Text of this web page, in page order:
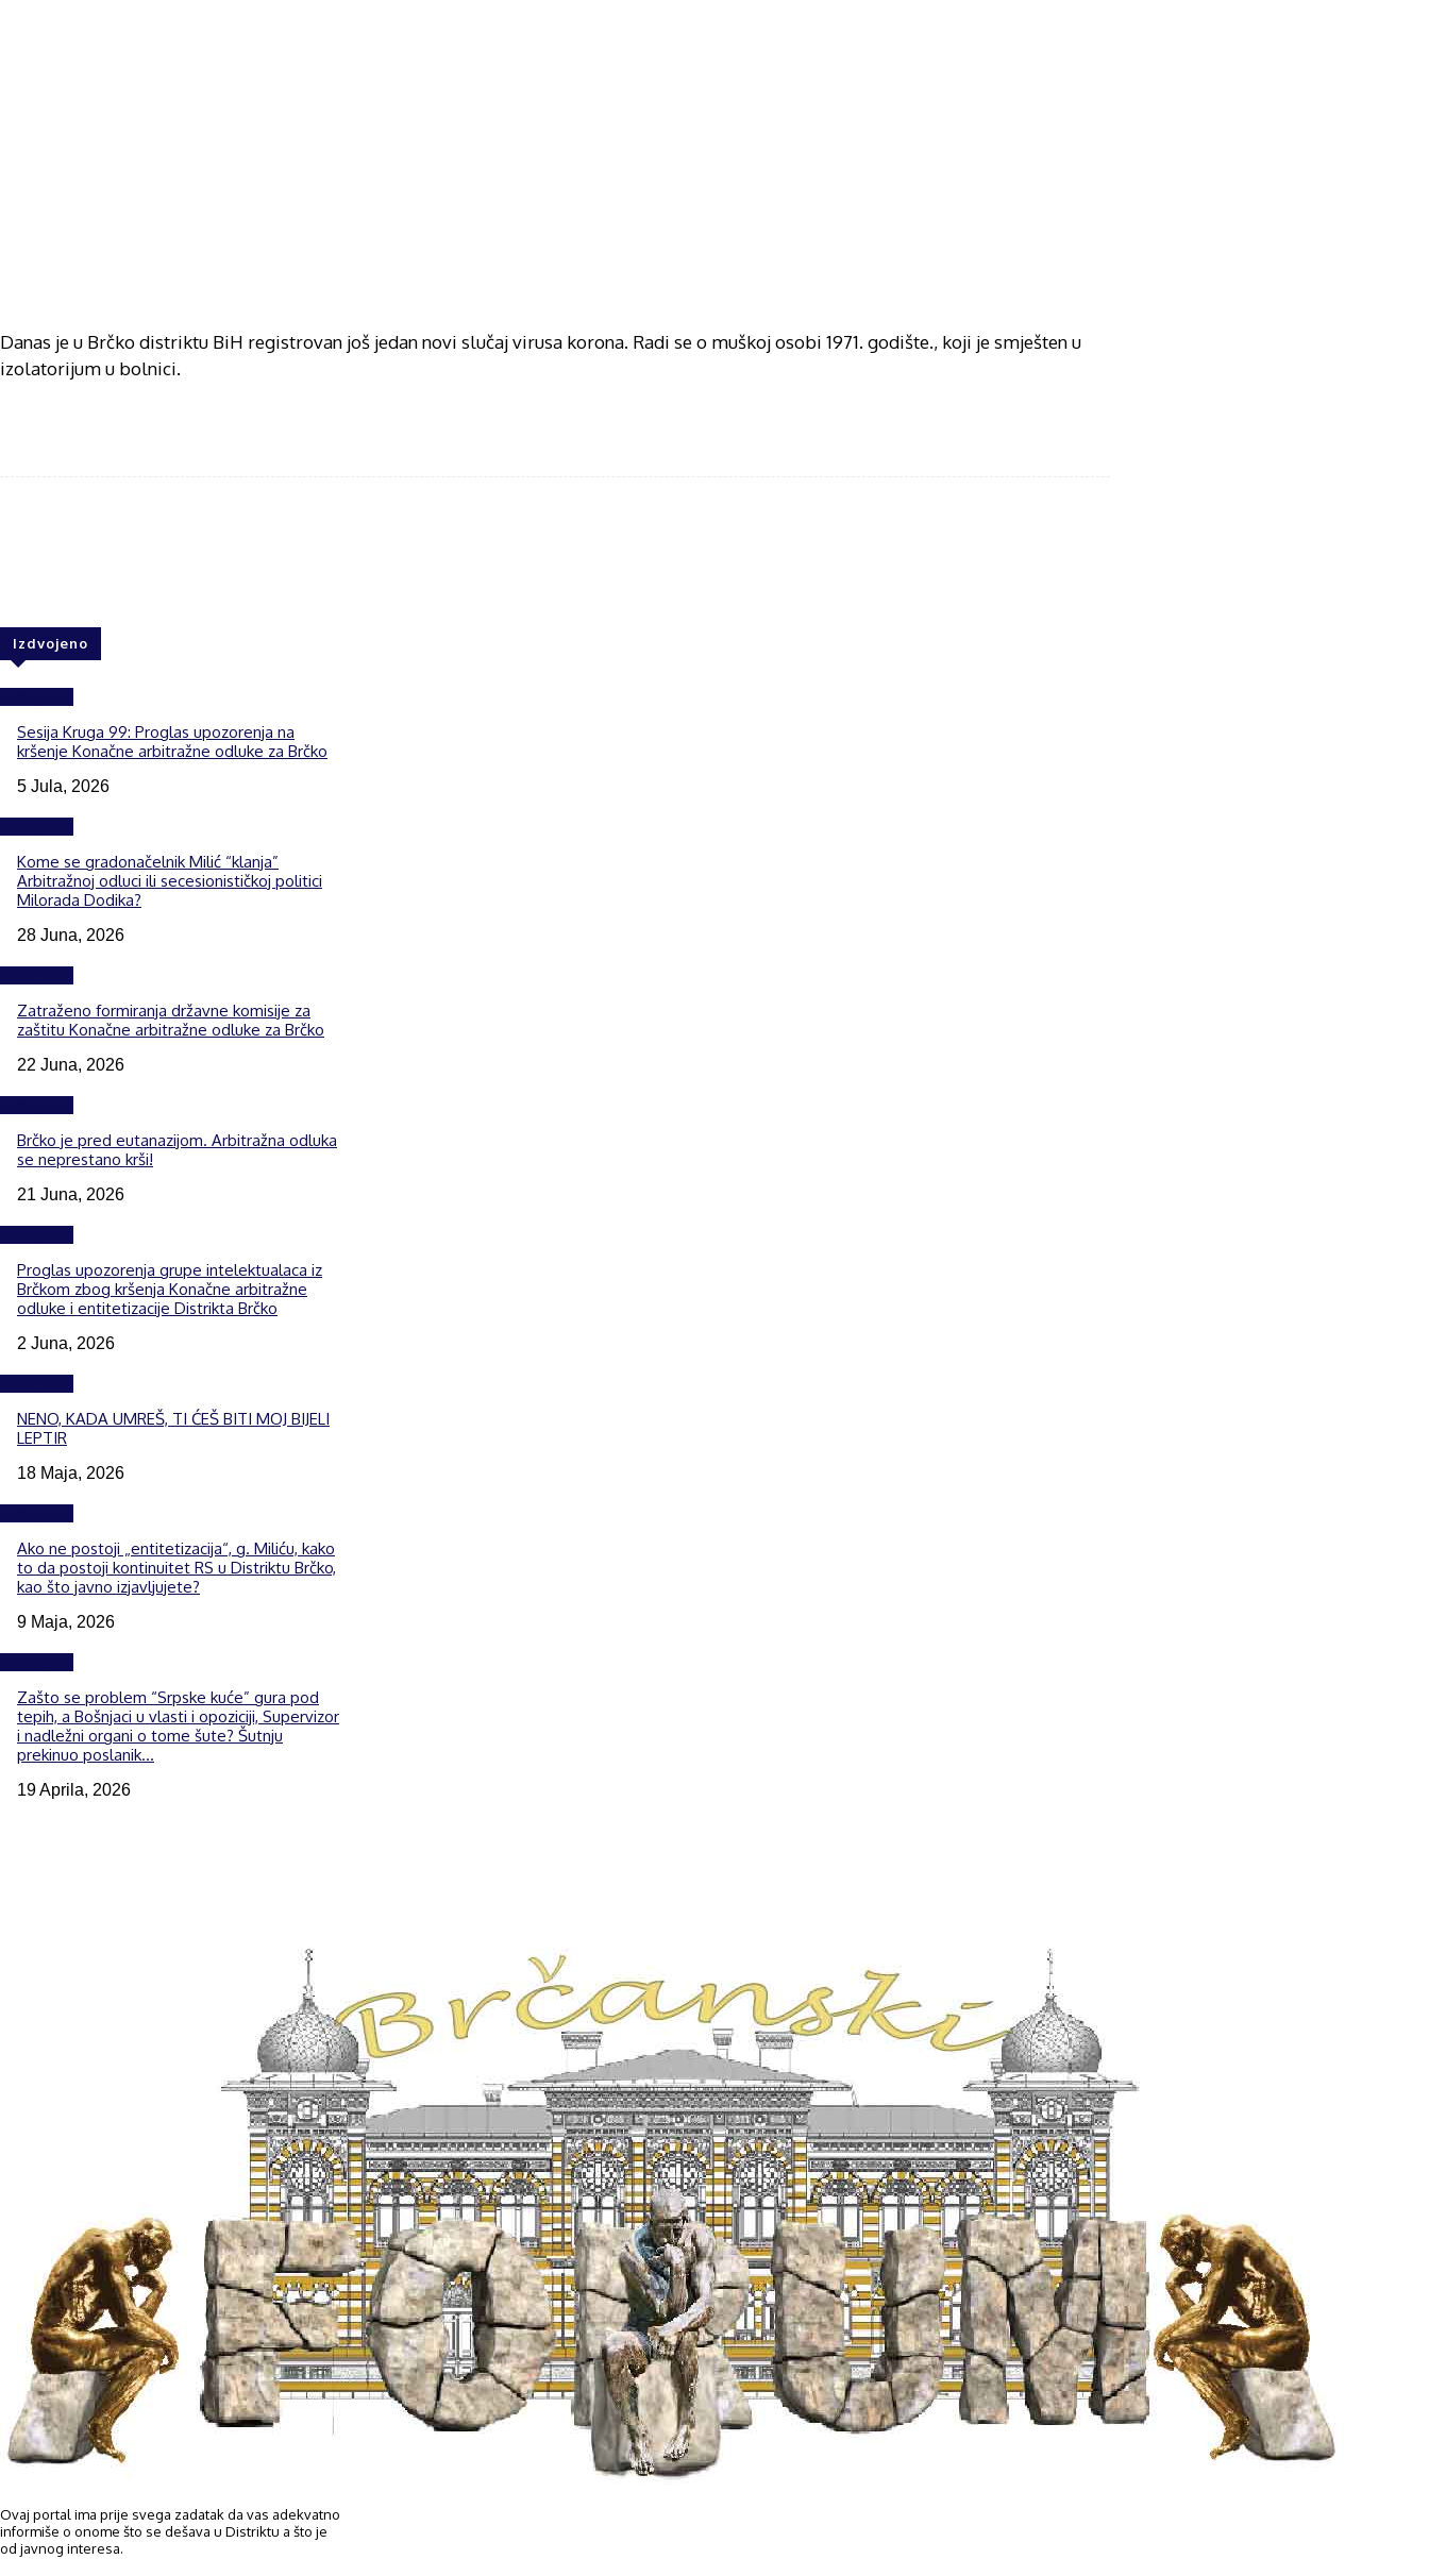
Danas je u Brčko distriktu BiH registrovan još jedan novi slučaj virusa korona. Radi se o muškoj osobi 1971. godište., koji je smješten u
izolatorijum u bolnici.
Izdvojeno
Sesija Kruga 99: Proglas upozorenja na
kršenje Konačne arbitražne odluke za Brčko
5 Jula, 2026
Kome se gradonačelnik Milić “klanja”
Arbitražnoj odluci ili secesionističkoj politici
Milorada Dodika?
28 Juna, 2026
Zatraženo formiranja državne komisije za
zaštitu Konačne arbitražne odluke za Brčko
22 Juna, 2026
Brčko je pred eutanazijom. Arbitražna odluka
se neprestano krši!
21 Juna, 2026
Proglas upozorenja grupe intelektualaca iz
Brčkom zbog kršenja Konačne arbitražne
odluke i entitetizacije Distrikta Brčko
2 Juna, 2026
NENO, KADA UMREŠ, TI ĆEŠ BITI MOJ BIJELI
LEPTIR
18 Maja, 2026
Ako ne postoji „entitetizacija“, g. Miliću, kako
to da postoji kontinuitet RS u Distriktu Brčko,
kao što javno izjavljujete?
9 Maja, 2026
Zašto se problem “Srpske kuće” gura pod
tepih, a Bošnjaci u vlasti i opoziciji, Supervizor
i nadležni organi o tome šute? Šutnju
prekinuo poslanik...
19 Aprila, 2026
Ovaj portal ima prije svega zadatak da vas adekvatno
informiše o onome što se dešava u Distriktu a što je
od javnog interesa.